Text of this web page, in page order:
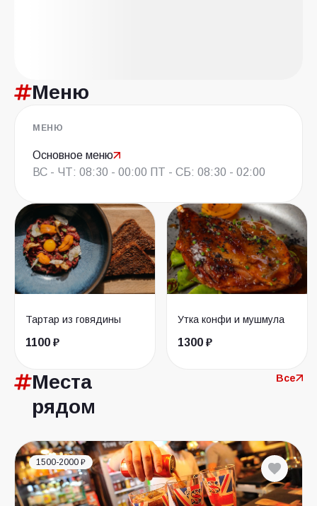
Меню
МЕНЮ
Основное меню
ВС - ЧТ: 08:30 - 00:00 ПТ - СБ: 08:30 - 02:00
Тартар из говядины
1100 ₽
Утка конфи и мушмула
1300 ₽
Места
рядом
Все
1500-2000 ₽